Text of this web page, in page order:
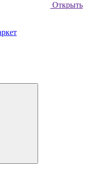
Открыть